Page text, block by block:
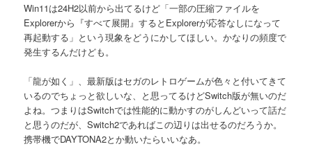
Win11は24H2以前から出てるけど「一部の圧縮ファイルを
Explorerから『すべて展開』するとExplorerが応答なしになって
再起動する」という現象をどうにかしてほしい。かなりの頻度で
発生するんだけども。
「龍が如く」、最新版はセガのレトロゲームが色々と付いてきて
いるのでちょっと欲しいな、と思ってるけどSwitch版が無いのだ
よね。つまりはSwitchでは性能的に動かすのがしんどいって話だ
と思うのだが、Switch2であればこの辺りは出せるのだろうか。
携帯機でDAYTONA2とか動いたらいいなあ。